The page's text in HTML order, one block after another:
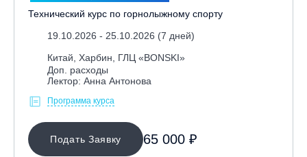
Технический курс по горнолыжному спорту
19.10.2026 - 25.10.2026 (7 дней)
Китай, Харбин, ГЛЦ «BONSKI»
Доп. расходы
Лектор: Анна Антонова
Программа курса
Подать Заявку 65 000 ₽